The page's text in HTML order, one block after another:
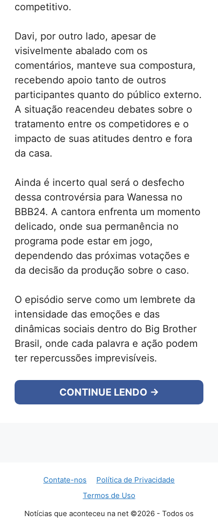
competitivo.
Davi, por outro lado, apesar de
visivelmente abalado com os
comentários, manteve sua compostura,
recebendo apoio tanto de outros
participantes quanto do público externo.
A situação reacendeu debates sobre o
tratamento entre os competidores e o
impacto de suas atitudes dentro e fora
da casa.
Ainda é incerto qual será o desfecho
dessa controvérsia para Wanessa no
BBB24. A cantora enfrenta um momento
delicado, onde sua permanência no
programa pode estar em jogo,
dependendo das próximas votações e
da decisão da produção sobre o caso.
O episódio serve como um lembrete da
intensidade das emoções e das
dinâmicas sociais dentro do Big Brother
Brasil, onde cada palavra e ação podem
ter repercussões imprevisíveis.
CONTINUE LENDO →
Contate-nos
Política de Privacidade
Termos de Uso
Notícias que aconteceu na net ©2026 - Todos os